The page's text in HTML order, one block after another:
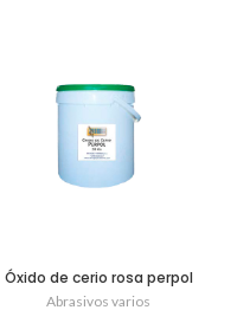
Óxido de cerio rosa perpol
Abrasivos varios